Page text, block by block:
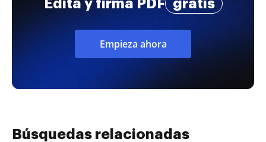
Edita y firma PDF gratis
Empieza ahora
Búsquedas relacionadas